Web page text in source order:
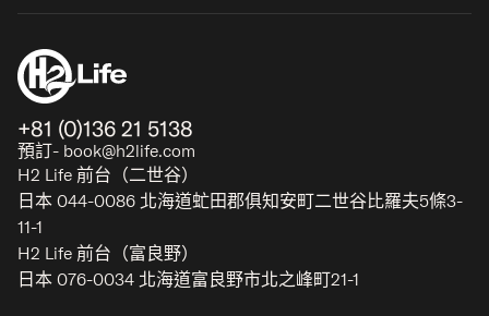
+81 (0)136 21 5138
預訂- book@h2life.com
H2 Life 前台（二世谷）
日本 044-0086 北海道虻田郡俱知安町二世谷比羅夫5條3-
11-1
H2 Life 前台（富良野）
日本 076-0034 北海道富良野市北之峰町21-1